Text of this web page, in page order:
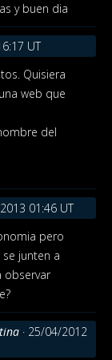
y buen dia
UT
Quisiera
web que
del
01:46 UT
pero
junten a
observar
· 25/04/2012